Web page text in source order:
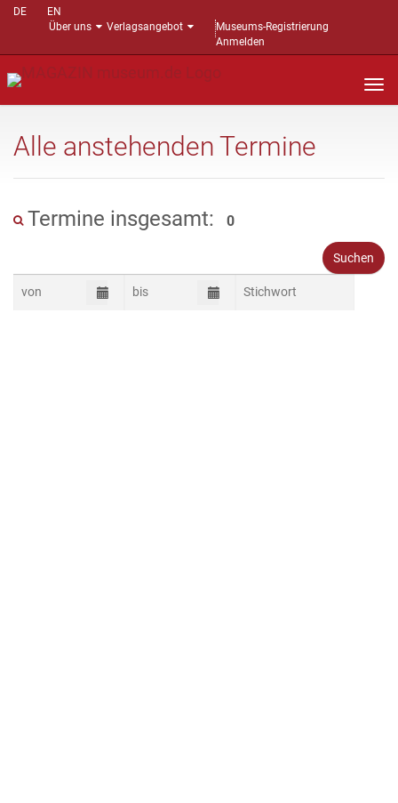
DE
EN
Über uns
Verlagsangebot
Museums-Registrierung
Anmelden
Alle anstehenden Termine
Termine insgesamt: 0